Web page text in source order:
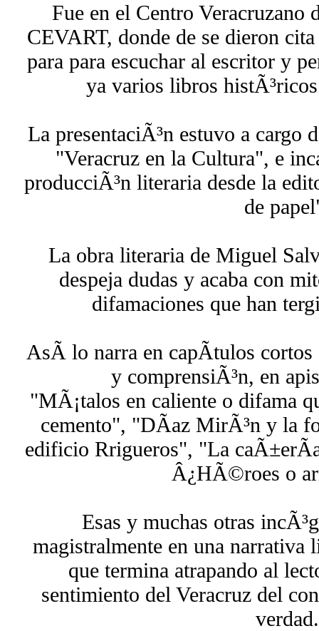
Fue en el Centro Veracruzano
CEVART, donde de se dieron
para para escuchar al escritor y
ya varios libros
La presentaciÃ³n estuvo a cargo
"Veracruz en la Cultura", e
producciÃ³n literaria desde la
de
La obra literaria de Miguel
despeja dudas y acaba con
difamaciones que han
AsÃ­ lo narra en capÃ­tulos cortos
y comprensiÃ³n, en
"MÃ¡talos en caliente o difama
cemento", "DÃ­az MirÃ³n y la
edificio Rrigueros", "La
Â¿HÃ©roes o
Esas y muchas otras
magistralmente en una narrativa
que termina atrapando al
sentimiento del Veracruz del
verdad.